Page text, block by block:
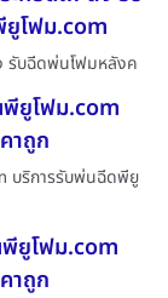
โฟม.com
รับฉีดพ่นโฟมหลังค
พียูโฟม.com
าถูก
บริการรับพ่นฉีดพียู
ยูโฟม.com
าถูก